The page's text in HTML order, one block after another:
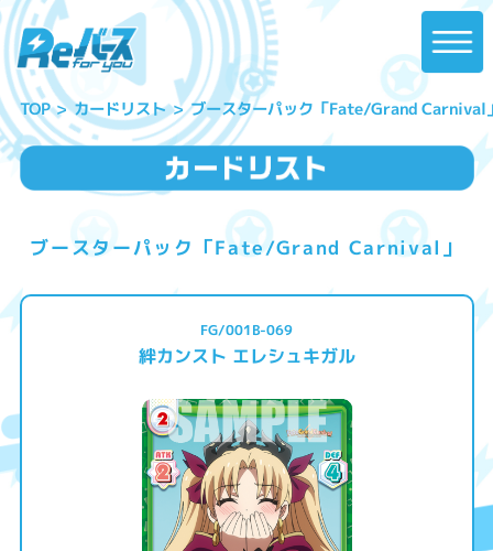
TOP カードリスト ブースターパック「Fate/Grand Carnival
ブースターパック「Fate/Grand Carnival」
FG/001B-069
絆カンスト エレシュキガル